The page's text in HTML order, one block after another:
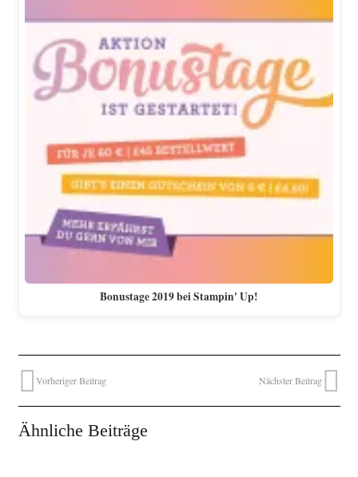
Bonustage 2019 bei Stampin' Up!
Vorheriger Beitrag Nächster Beitrag
Ähnliche Beiträge